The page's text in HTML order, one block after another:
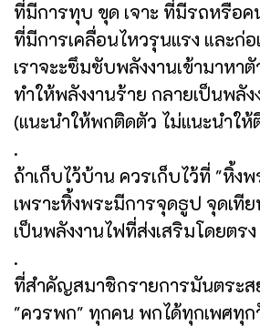
ที่มีการทุบ ขุด เจาะ ที่มีรถหรือ
ที่มีการเคลื่อนไหวรุนแรง และก่
เราจะะซึมซับพลังงานเข้ามาหาตั
ทำให้พลังงานร้าย กลายเป็นพลัง
(แนะนำให้พกติดตัว ไม่แนะนำใ
.
ถ้าเก็บไว้บ้าน ควรเก็บไว้ที่ "หิ้งพ
เพราะหิ้งพระมีการจุดธูป จุดเที
เป็นพลังงานไฟที่ส่งเสริมโดยตรง
.
ที่สำคัญสมาชิกรายการมันตระส
"ควรพก" ทุกคน พกได้ทุกเพศทุก